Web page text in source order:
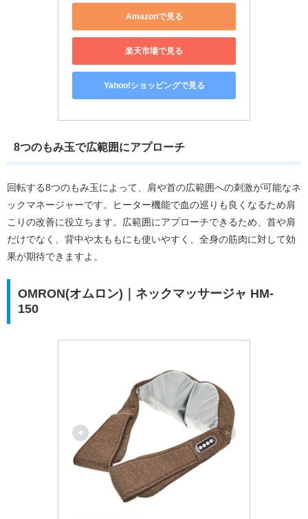
Amazonで見る
楽天市場で見る
Yahoo!ショッピングで見る
8つのもみ玉で広範囲にアプローチ
回転する8つのもみ玉によって、肩や首の広範囲への刺激が可能なネ
ックマネージャーです。ヒーター機能で血の巡りも良くなるため肩
こりの改善に役立ちます。広範囲にアプローチできるため、首や肩
だけでなく、背中や太ももにも使いやすく、全身の筋肉に対して効
果が期待できますよ。
OMRON(オムロン)｜ネックマッサージャ HM-
150